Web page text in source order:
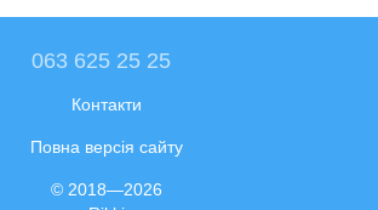
063 625 25 25
Контакти
Повна версія сайту
© 2018—2026